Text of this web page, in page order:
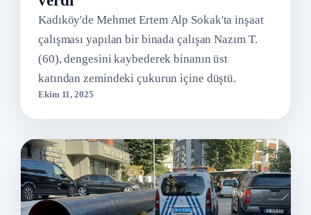
Kadıköy'de Mehmet Ertem Alp Sokak'ta inşaat
çalışması yapılan bir binada çalışan Nazım T.
(60), dengesini kaybederek binanın üst
katından zemindeki çukurun içine düştü.
Ekim 11, 2025